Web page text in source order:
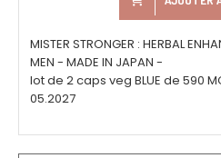
MISTER STRONGER : HERBAL
MEN - MADE IN JAPAN -
lot de 2 caps veg BLUE de 590
05.2027